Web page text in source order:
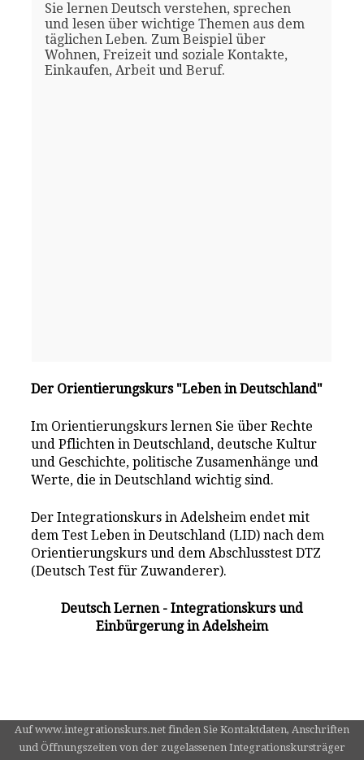
Sie lernen Deutsch verstehen, sprechen
und lesen über wichtige Themen aus dem
täglichen Leben. Zum Beispiel über
Wohnen, Freizeit und soziale Kontakte,
Einkaufen, Arbeit und Beruf.
Der Orientierungskurs "Leben in Deutschland"
Im Orientierungskurs lernen Sie über Rechte
und Pflichten in Deutschland, deutsche Kultur
und Geschichte, politische Zusamenhänge und
Werte, die in Deutschland wichtig sind.
Der Integrationskurs in Adelsheim endet mit
dem Test Leben in Deutschland (LID) nach dem
Orientierungskurs und dem Abschlusstest DTZ
(Deutsch Test für Zuwanderer).
Deutsch Lernen - Integrationskurs und
Einbürgerung in Adelsheim
Auf www.integrationskurs.net finden Sie Kontaktdaten, Anschriften
und Öffnungszeiten von der zugelassenen Integrationskursträger